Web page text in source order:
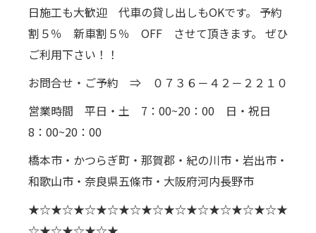
日施工も大歓迎 代車の貸し出しもOKです。 予約
割５％ 新車割５％ OFF させて頂きます。 ぜひ
ご利用下さい！！
お問合せ・ご予約 ⇒ ０７３６－４２－２２１０
営業時間 平日・土 7：00~20：00 日・祝日
8：00~20：00
橋本市・かつらぎ町・那賀郡・紀の川市・岩出市・
和歌山市・奈良県五條市・大阪府河内長野市
★☆★☆★☆★☆★☆★☆★☆★☆★☆★☆★☆★